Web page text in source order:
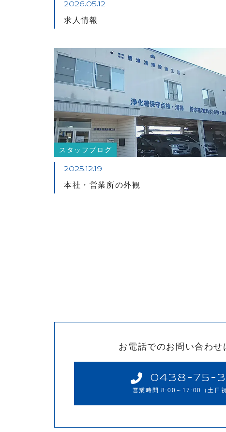
2026.05.12
求人情報
スタッフブログ
2025.12.19
本社・営業所の外観
お電話でのお問い合わせ
0438-75-
営業時間 8:00～17:00 （土日